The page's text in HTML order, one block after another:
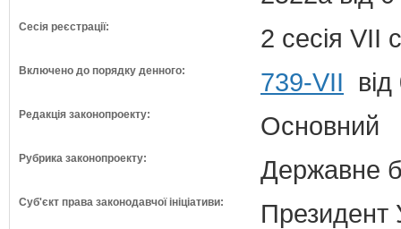
Сесія реєстрації: 2 сесія VII
Включено до порядку денного: 739-VII
Редакція законопроекту: Основний
Рубрика законопроекту: Державне
Суб'єкт права законодавчої ініціативи: Президент